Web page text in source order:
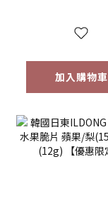
加入購物車